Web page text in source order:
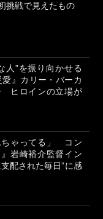
挑戦で見えたもの
人”を振り向かせる
愛』カリー・バーカ
ヒロインの立場が
ちゃってる」 コン
岩崎裕介監督イン
配された毎日”に感